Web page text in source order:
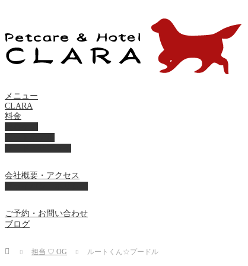
メニュー
CLARA
料金
会社概要・アクセス
ご予約・お問い合わせ
ブログ
Home 担当 ♡ OG ルートくん☆プードル